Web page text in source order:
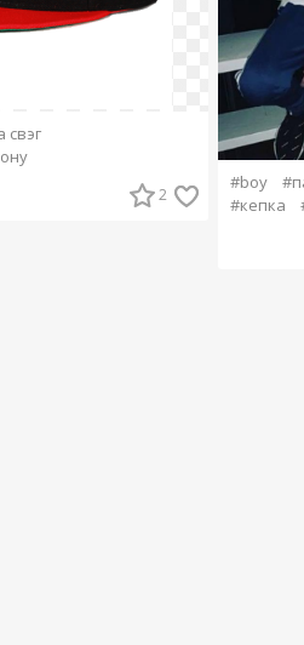
свэг
2
#boy
#кепка